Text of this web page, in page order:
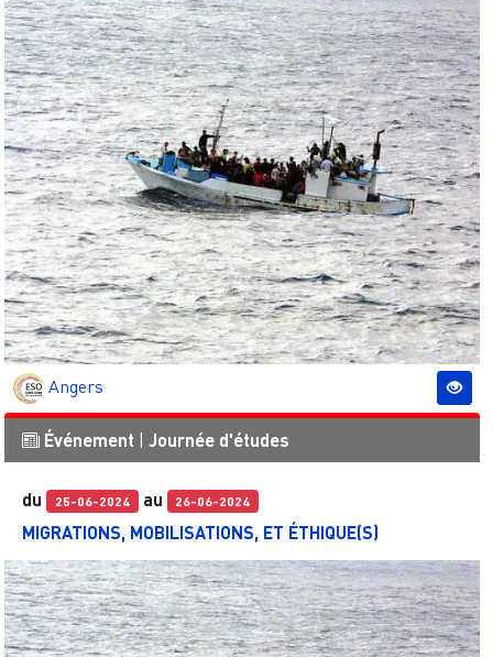
Angers
Événement Journée d'études
du 25-06-2024 au 26-06-2024
MIGRATIONS, MOBILISATIONS, ET ÉTHIQUE(S)